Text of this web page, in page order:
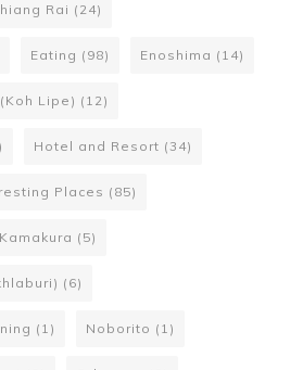
Rai (24)
Eating (98) Enoshima (14)
Lipe) (12)
Hotel and Resort (34)
Places (85)
Kamakura (5)
(6)
(1) Noborito (1)